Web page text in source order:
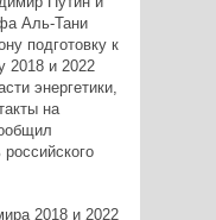
Аль-Тани
подготовку к
2018 и 2022
энергетики,
на
2018 и 2022